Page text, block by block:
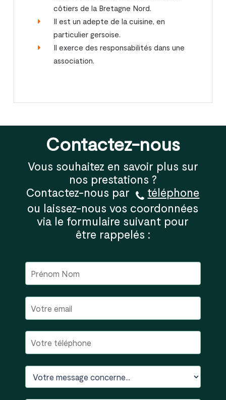
côtiers de la Bretagne Nord.
Il est un adepte de la cuisine, en
particulier gersoise.
Il exerce des responsabilités dans une
association.
Contactez-nous
Vous souhaitez en savoir plus sur
nos prestations ?
Contactez-nous par
téléphone
ou laissez-nous vos coordonnées
via le formulaire suivant pour
être rappelés :